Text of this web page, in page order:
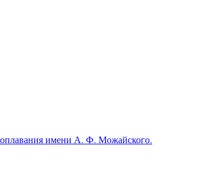
имени А. Ф. Можайского.